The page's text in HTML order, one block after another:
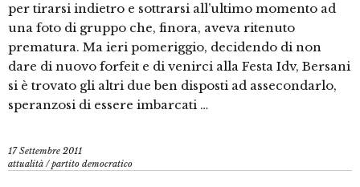
per tirarsi indietro e sottrarsi all’ultimo momento ad
una foto di gruppo che, finora, aveva ritenuto
prematura. Ma ieri pomeriggio, decidendo di non
dare di nuovo forfeit e di venirci alla Festa Idv, Bersani
si è trovato gli altri due ben disposti ad assecondarlo,
speranzosi di essere imbarcati …
17 Settembre 2011
attualità /partito democratico